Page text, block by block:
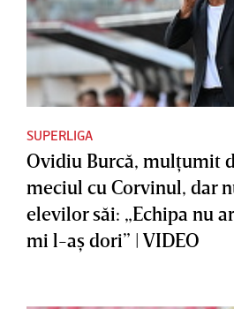
SUPERLIGA
Ovidiu Burcă, mulţumit
meciul cu Corvinul, dar
elevilor săi: „Echipa nu
mi l-aş dori” | VIDEO